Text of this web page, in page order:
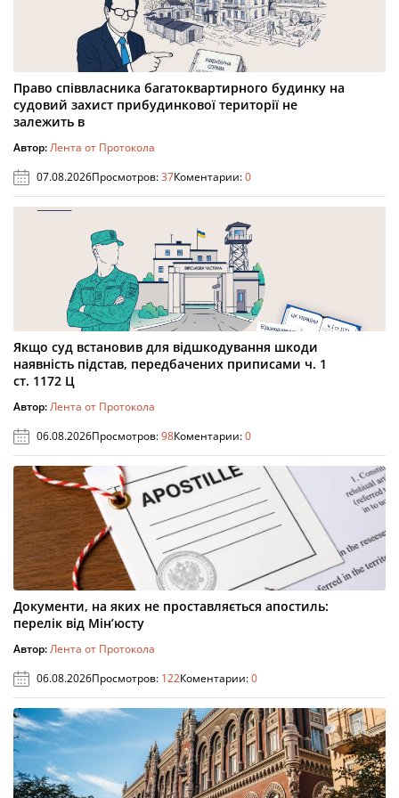
Право співвласника багатоквартирного будинку на
судовий захист прибудинкової території не
залежить в
Автор:Лента от Протокола
07.08.2026Просмотров:37Коментарии:0
Якщо суд встановив для відшкодування шкоди
наявність підстав, передбачених приписами ч. 1
ст. 1172 Ц
Автор:Лента от Протокола
06.08.2026Просмотров:98Коментарии:0
Документи, на яких не проставляється апостиль:
перелік від Мін’юсту
Автор:Лента от Протокола
06.08.2026Просмотров: 122Коментарии:0